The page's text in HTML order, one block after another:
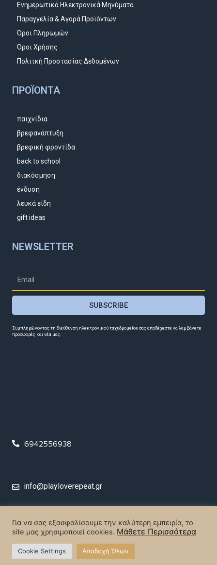
Ενημερωτικά Ηλεκτρονικά Μηνύματα
Παραγγελία & Αγορά Προϊόντων
Όροι Πληρωμών
Όροι Χρήσης
Πολιτκή Προστασίας Δεδομένων
ΠΡΟΪΌΝΤΑ
παιχνίδια
βρεφανάπτυξη
βρεφική φροντίδα
back to school
διακόσμηση
ένδυση
λευκά είδη
gift ideas
NEWSLETTER
SUBSCRIBE
Συμπληρώνοντας τη διεύθυνση ηλεκτρονικού ταχυδρομείου σας αποδέχεστε να λαμβάνετε
προσφορές και νέα μας.
6942556938
info@playloverepeat.gr
© 2023 Play Love Repeat. All rights reserved.
Designed & Created byMrBrainiac Creative Studios.
Για να σας εξασφαλίσουμε την καλύτερη εμπειρία, το
site μας χρησιμοποιεί cookies. Μάθετε Περισσότερα
Cookie Settings Αποδοχή Όλων